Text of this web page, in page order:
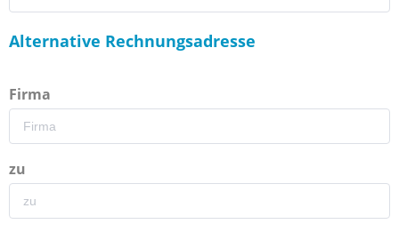
Alternative Rechnungsadresse
Firma
zu